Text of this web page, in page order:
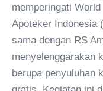
memperingati
Apoteker Indonesia
sama dengan RS
menyelenggarakan
berupa penyuluhan